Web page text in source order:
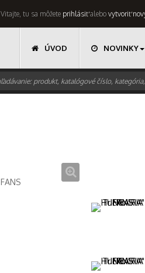
Vitajte, tu sa môžete prihlásiťalebo vytvoriť
ÚVOD NOVINKY